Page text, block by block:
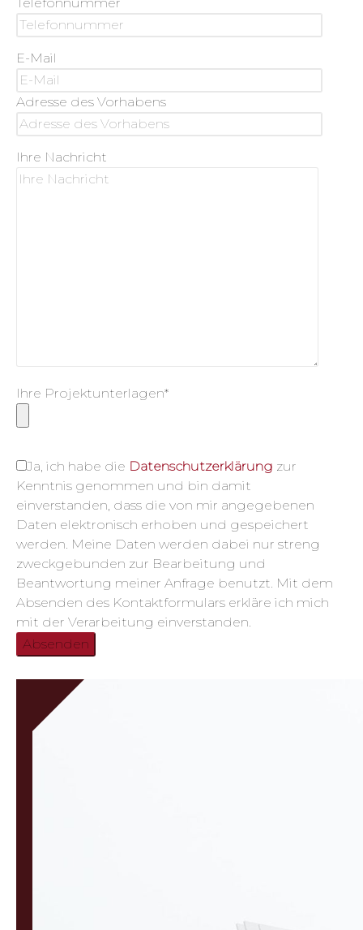
E-Mail
Adresse des Vorhabens
Ihre Nachricht
Ihre Projektunterlagen*
Ja, ich habe die Datenschutzerklärung zur
Kenntnis genommen und bin damit
einverstanden, dass die von mir angegebenen
Daten elektronisch erhoben und gespeichert
werden. Meine Daten werden dabei nur streng
zweckgebunden zur Bearbeitung und
Beantwortung meiner Anfrage benutzt. Mit dem
Absenden des Kontaktformulars erkläre ich mich
mit der Verarbeitung einverstanden.